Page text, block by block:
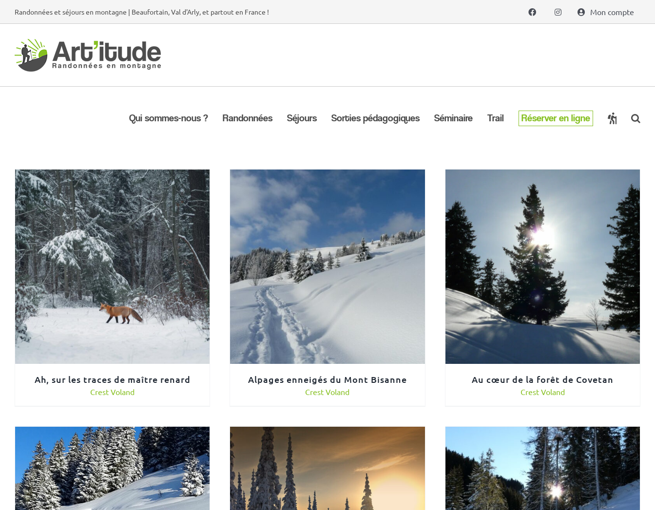
Randonnées et séjours en montagne | Beaufortain, Val d'Arly, et partout en France ! Mon compte
Qui sommes-nous ? Randonnées Séjours Sorties pédagogiques Séminaire Trail Réserver en ligne
Ah, sur les traces de maître renard
Crest Voland
Alpages enneigés du Mont Bisanne
Crest Voland
Au cœur de la forêt de Covetan
Crest Voland